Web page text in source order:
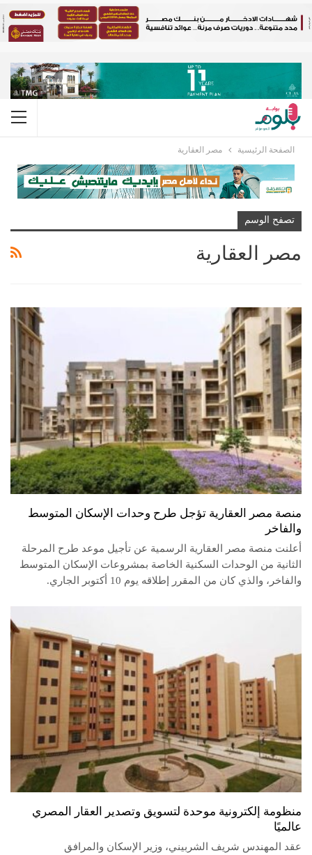
الصفحة الرئيسية مصر العقارية
تصفح الوسم
مصر العقارية
منصة مصر العقارية تؤجل طرح وحدات الإسكان المتوسط
والفاخر
أعلنت منصة مصر العقارية الرسمية عن تأجيل موعد طرح المرحلة
الثانية من الوحدات السكنية الخاصة بمشروعات الإسكان المتوسط
والفاخر، والذي كان من المقرر إطلاقه يوم 10 أكتوبر الجاري.
منظومة إلكترونية موحدة لتسويق وتصدير العقار المصري
عالميًا
عقد المهندس شريف الشربيني، وزير الإسكان والمرافق